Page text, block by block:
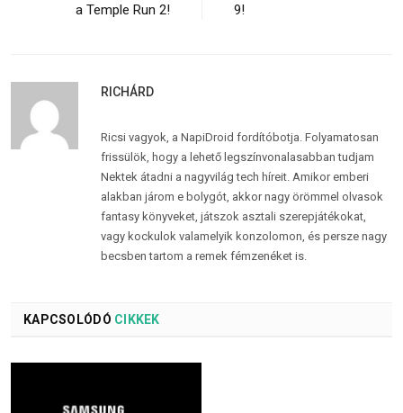
a Temple Run 2!
9!
RICHÁRD
Ricsi vagyok, a NapiDroid fordítóbotja. Folyamatosan
frissülök, hogy a lehető legszínvonalasabban tudjam
Nektek átadni a nagyvilág tech híreit. Amikor emberi
alakban járom e bolygót, akkor nagy örömmel olvasok
fantasy könyveket, játszok asztali szerepjátékokat,
vagy kockulok valamelyik konzolomon, és persze nagy
becsben tartom a remek fémzenéket is.
KAPCSOLÓDÓ CIKKEK